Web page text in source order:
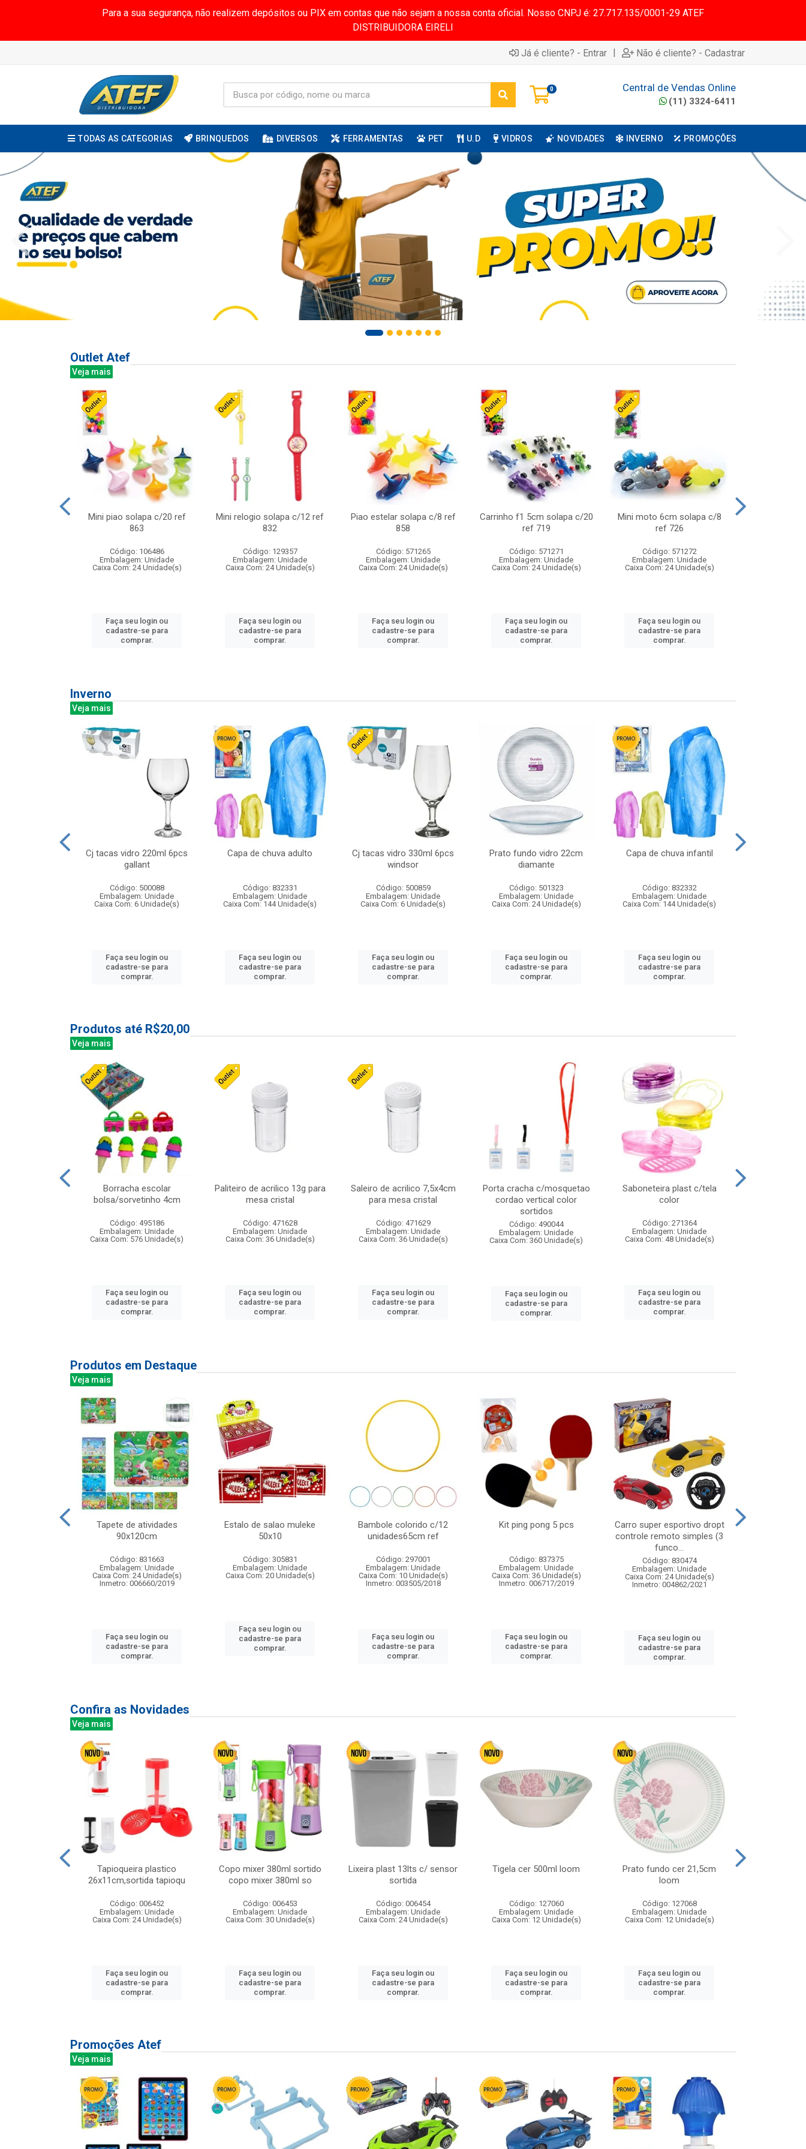
Para a sua segurança, não realizem depósitos ou PIX em contas que não sejam a nossa conta oficial. Nosso CNPJ é: 27.717.135/0001-29 ATEF
DISTRIBUIDORA EIRELI
Já é cliente? - Entrar | Não é cliente? - Cadastrar
0 Central de Vendas Online
(11) 3324-6411
TODAS AS CATEGORIAS BRINQUEDOS DIVERSOS FERRAMENTAS PET U.D VIDROS NOVIDADES INVERNO PROMOÇÕES
Outlet Atef
Veja mais
Mini piao solapa c/20 ref
863
Código: 106486
Embalagem: Unidade
Caixa Com: 24 Unidade(s)
Faça seu login ou
cadastre-se para
comprar.
Mini relogio solapa c/12 ref
832
Código: 129357
Embalagem: Unidade
Caixa Com: 24 Unidade(s)
Faça seu login ou
cadastre-se para
comprar.
Piao estelar solapa c/8 ref
858
Código: 571265
Embalagem: Unidade
Caixa Com: 24 Unidade(s)
Faça seu login ou
cadastre-se para
comprar.
Carrinho f1 5cm solapa c/20
ref 719
Código: 571271
Embalagem: Unidade
Caixa Com: 24 Unidade(s)
Faça seu login ou
cadastre-se para
comprar.
Mini moto 6cm solapa c/8
ref 726
Código: 571272
Embalagem: Unidade
Caixa Com: 24 Unidade(s)
Faça seu login ou
cadastre-se para
comprar.
Inverno
Veja mais
Cj tacas vidro 220ml 6pcs
gallant
Código: 500088
Embalagem: Unidade
Caixa Com: 6 Unidade(s)
Faça seu login ou
cadastre-se para
comprar.
Capa de chuva adulto
Código: 832331
Embalagem: Unidade
Caixa Com: 144 Unidade(s)
Faça seu login ou
cadastre-se para
comprar.
Cj tacas vidro 330ml 6pcs
windsor
Código: 500859
Embalagem: Unidade
Caixa Com: 6 Unidade(s)
Faça seu login ou
cadastre-se para
comprar.
Prato fundo vidro 22cm
diamante
Código: 501323
Embalagem: Unidade
Caixa Com: 24 Unidade(s)
Faça seu login ou
cadastre-se para
comprar.
Capa de chuva infantil
Código: 832332
Embalagem: Unidade
Caixa Com: 144 Unidade(s)
Faça seu login ou
cadastre-se para
comprar.
Produtos até R$20,00
Veja mais
Borracha escolar
bolsa/sorvetinho 4cm
Código: 495186
Embalagem: Unidade
Caixa Com: 576 Unidade(s)
Faça seu login ou
cadastre-se para
comprar.
Paliteiro de acrilico 13g para
mesa cristal
Código: 471628
Embalagem: Unidade
Caixa Com: 36 Unidade(s)
Faça seu login ou
cadastre-se para
comprar.
Saleiro de acrilico 7,5x4cm
para mesa cristal
Código: 471629
Embalagem: Unidade
Caixa Com: 36 Unidade(s)
Faça seu login ou
cadastre-se para
comprar.
Porta cracha c/mosquetao
cordao vertical color
sortidos
Código: 490044
Embalagem: Unidade
Caixa Com: 360 Unidade(s)
Faça seu login ou
cadastre-se para
comprar.
Saboneteira plast c/tela
color
Código: 271364
Embalagem: Unidade
Caixa Com: 48 Unidade(s)
Faça seu login ou
cadastre-se para
comprar.
Produtos em Destaque
Veja mais
Tapete de atividades
90x120cm
Código: 831663
Embalagem: Unidade
Caixa Com: 24 Unidade(s)
Inmetro: 006660/2019
Faça seu login ou
cadastre-se para
comprar.
Estalo de salao muleke
50x10
Código: 305831
Embalagem: Unidade
Caixa Com: 20 Unidade(s)
Faça seu login ou
cadastre-se para
comprar.
Bambole colorido c/12
unidades65cm ref
Código: 297001
Embalagem: Unidade
Caixa Com: 10 Unidade(s)
Inmetro: 003505/2018
Faça seu login ou
cadastre-se para
comprar.
Kit ping pong 5 pcs
Código: 837375
Embalagem: Unidade
Caixa Com: 36 Unidade(s)
Inmetro: 006717/2019
Faça seu login ou
cadastre-se para
comprar.
Carro super esportivo dropt
controle remoto simples (3
funco...
Código: 830474
Embalagem: Unidade
Caixa Com: 24 Unidade(s)
Inmetro: 004862/2021
Faça seu login ou
cadastre-se para
comprar.
Confira as Novidades
Veja mais
Tapioqueira plastico
26x11cm,sortida tapioqu
Código: 006452
Embalagem: Unidade
Caixa Com: 24 Unidade(s)
Faça seu login ou
cadastre-se para
comprar.
Copo mixer 380ml sortido
copo mixer 380ml so
Código: 006453
Embalagem: Unidade
Caixa Com: 30 Unidade(s)
Faça seu login ou
cadastre-se para
comprar.
Lixeira plast 13lts c/ sensor
sortida
Código: 006454
Embalagem: Unidade
Caixa Com: 24 Unidade(s)
Faça seu login ou
cadastre-se para
comprar.
Tigela cer 500ml loom
Código: 127060
Embalagem: Unidade
Caixa Com: 12 Unidade(s)
Faça seu login ou
cadastre-se para
comprar.
Prato fundo cer 21,5cm
loom
Código: 127068
Embalagem: Unidade
Caixa Com: 12 Unidade(s)
Faça seu login ou
cadastre-se para
comprar.
Promoções Atef
Veja mais